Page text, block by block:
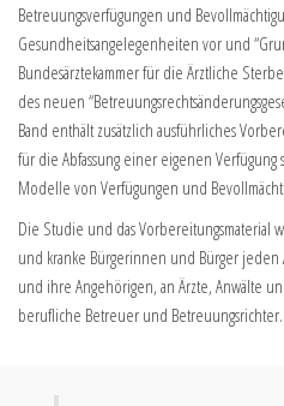
Betreuungsverfügungen und
Gesundheitsangelegenheiten vor und
Bundesärztekammer für die Ärztliche
des neuen
Band enthält zusätzlich ausführliches
für die Abfassung einer eigenen
Modelle von Verfügungen und
Die Studie und das Vorbereitungsmaterial
und kranke Bürgerinnen und Bürger jeden
und ihre Angehörigen, an Ärzte, Anwälte
berufliche Betreuer und Betreuungsrichter.